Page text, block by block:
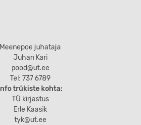
Meenepoe juhataja
Juhan Kari
pood@ut.ee
Tel: 737 6789
Info trükiste kohta:
TÜ kirjastus
Erle Kaasik
tyk@ut.ee